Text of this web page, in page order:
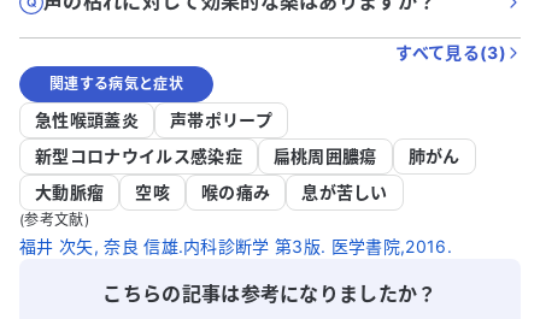
すべて見る(3)
関連する病気と症状
急性喉頭蓋炎
声帯ポリープ
新型コロナウイルス感染症
扁桃周囲膿瘍
肺がん
大動脈瘤
空咳 喉の痛み 息が苦しい
(参考文献)
福井 次矢, 奈良 信雄.内科診断学 第3版. 医学書院,2016.
こちらの記事は参考になりましたか？